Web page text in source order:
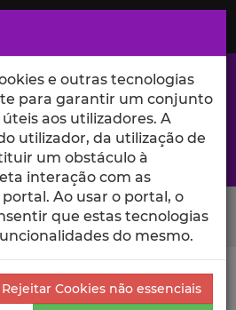
e ciência no Iscte
Filipe Nunes
e outras tecnologias
para garantir um conjunto
aos utilizadores. A
utilizador, da utilização de
um obstáculo à
interação com as
Ao usar o portal, o
que estas tecnologias
do mesmo.
Rejeitar Cookies não essenciais